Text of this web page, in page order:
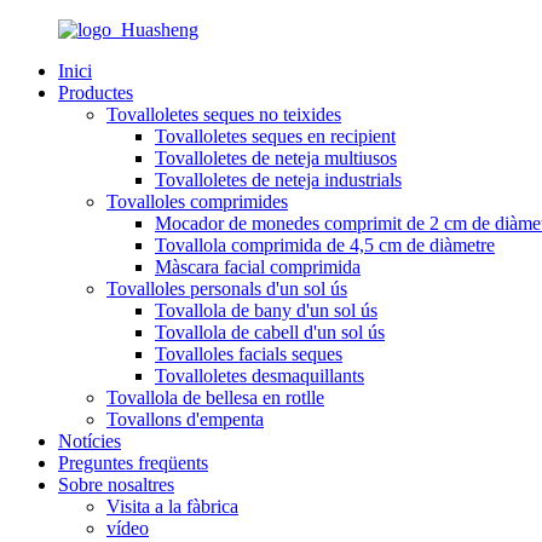
Inici
Productes
Tovalloletes seques no teixides
Tovalloletes seques en recipient
Tovalloletes de neteja multiusos
Tovalloletes de neteja industrials
Tovalloles comprimides
Mocador de monedes comprimit de 2 cm de
Tovallola comprimida de 4,5 cm de diàmetre
Màscara facial comprimida
Tovalloles personals d'un sol ús
Tovallola de bany d'un sol ús
Tovallola de cabell d'un sol ús
Tovalloles facials seques
Tovalloletes desmaquillants
Tovallola de bellesa en rotlle
Tovallons d'empenta
Notícies
Preguntes freqüents
Sobre nosaltres
Visita a la fàbrica
vídeo